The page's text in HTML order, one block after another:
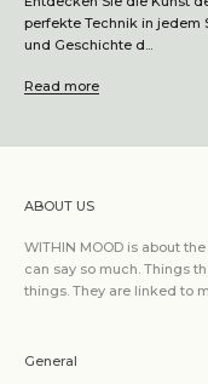
perfekte Technik in jedem
und Geschichte d...
Read more
ABOUT US
WITHIN MOOD is about
can say so much. Things
things. They are linked to
General